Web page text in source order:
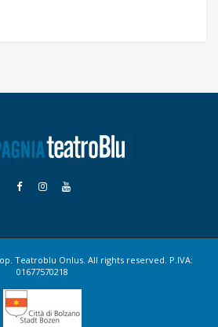
Teatroblu Onlus. All rights reserved. P.IVA:
01677570218